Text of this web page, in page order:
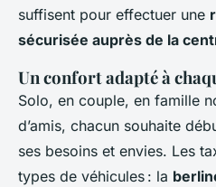
suffisent pour effectuer une
sécurisée auprès de la
Un confort adapté à
Solo, en couple, en famille
d’amis, chacun souhaite
ses besoins et envies. Les
types de véhicules : la